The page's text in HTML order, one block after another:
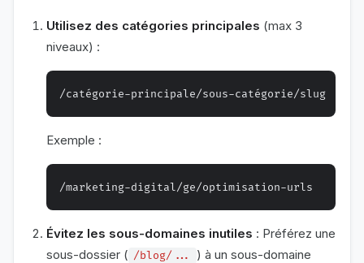
Utilisez des catégories principales (max 3
niveaux) :
Exemple :
Évitez les sous-domaines inutiles : Préférez une
sous-dossier ( /blog/...
) à un sous-domaine